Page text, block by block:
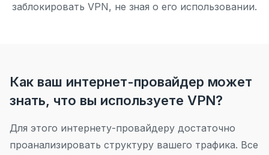
заблокировать VPN, не зная о его использовании.
Как ваш интернет-провайдер может
знать, что вы используете VPN?
Для этого интернету-провайдеру достаточно
проанализировать структуру вашего трафика. Все